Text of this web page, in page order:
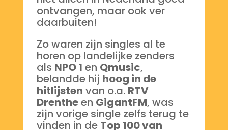
ontvangen, maar ook ver
daarbuiten!
Zo waren zijn singles al te
horen op landelijke zenders
als NPO 1 en Qmusic,
belandde hij hoog in de
hitlijsten van o.a. RTV
Drentheen GigantFM, was
zijn vorige single zelfs terug te
vinden in de Top 100 van